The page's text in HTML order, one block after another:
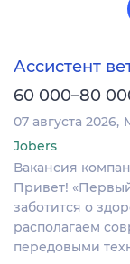
Ассистент
60 000–80
07 августа 2026
Jobers
Вакансия
Привет!
заботится о
располагаем
передовыми